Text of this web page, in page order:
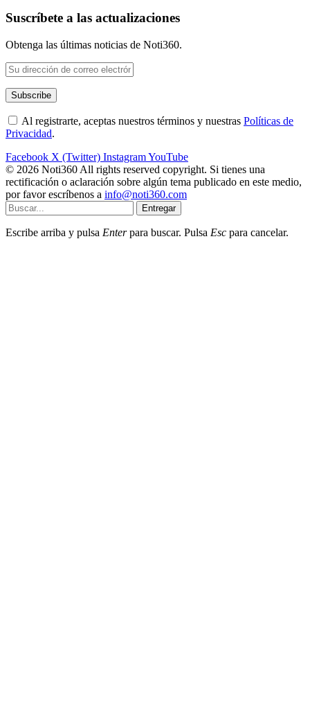
Suscríbete a las actualizaciones
Obtenga las últimas noticias de Noti360.
Al registrarte, aceptas nuestros términos y nuestras Políticas de
Privacidad.
Facebook X (Twitter) InstagramYouTube
© 2026 Noti360 All rights reserved copyright. Si tienes una
rectificación o aclaración sobre algún tema publicado en este medio,
por favor escríbenos a info@noti360.com
Entregar
Escribe arriba y pulsa Enterpara buscar. Pulsa Esc para cancelar.